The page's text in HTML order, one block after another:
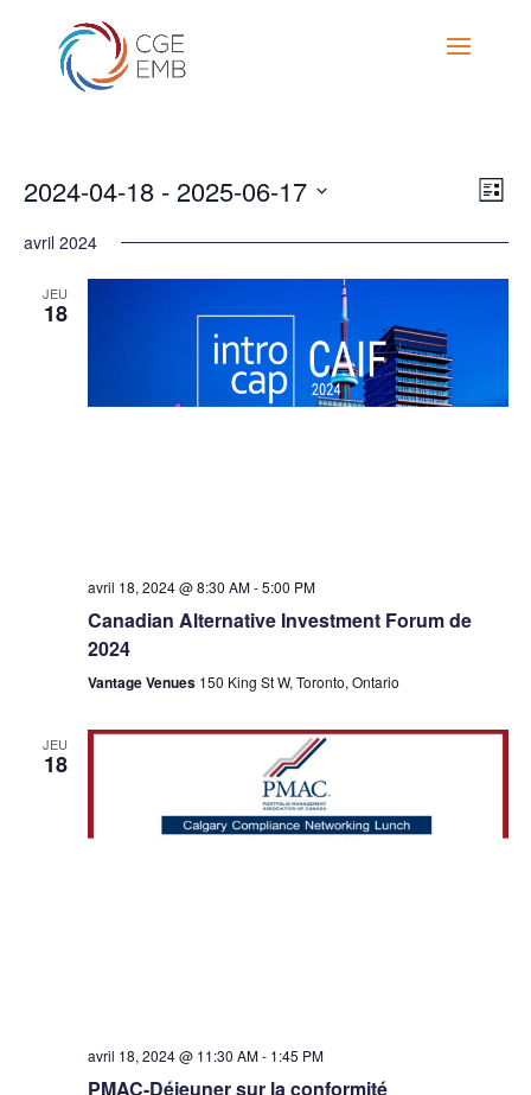
List
2024-04-18 - 2025-06-17
date.
avril 2024
JEU
18
avril 18, 2024 @ 8:30 AM-5:00 PM
Canadian Alternative Investment Forum de
2024
Vantage Venues 150 King St W, Toronto, Ontario
JEU
18
avril 18, 2024 @ 11:30 AM- 1:45 PM
PMAC-Déjeuner sur la conformité